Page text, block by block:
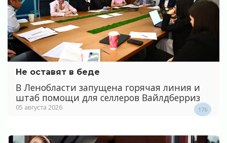
Не оставят в беде
В Ленобласти запущена горячая линия и
штаб помощи для селлеров Вайлдберриз
05 августа 2026 176